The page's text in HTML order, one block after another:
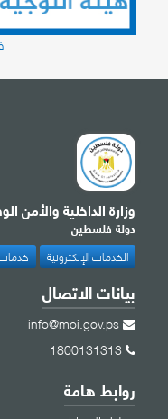
وزارة الداخلية والأمن
دولة فلسطين
الخدمات الإلكترونية
بيانات الاتصال
info@moi.gov.ps
روابط هامة